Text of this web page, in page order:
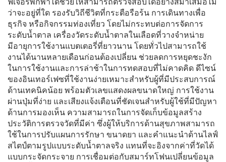
ว่าจะอยู่ที่ใด รองรับวิถีชีวิตที่กระตือรือร้น การเดินทางเพื่อ
ธุรกิจ หรือกิจกรรมท่องเที่ยว โดยไม่กระทบต่อการจัดการ
ระดับน้ำตาล เครื่องวัดระดับน้ำตาลในเลือดที่วางจำหน่าย
มีอายุการใช้งานแบตเตอรี่ที่ยาวนาน โดยทั่วไปสามารถใช้
งานได้นานหลายเดือนก่อนต้องเปลี่ยน ช่วยลดการหยุดชะงัก
ในการใช้งานและการล่าช้าในการทดสอบที่ไม่คาดคิด ดีไซน์
ของอินเทอร์เฟซที่ใช้งานง่ายเหมาะสำหรับผู้ที่มีประสบการณ์
ด้านเทคนิคน้อย พร้อมตัวเลขแสดงผลขนาดใหญ่ การใช้งาน
ผ่านปุ่มที่ง่าย และเสียงแจ้งเตือนที่ชัดเจนสำหรับผู้ใช้ที่มีปัญหา
ด้านการมองเห็น ความสามารถในการจัดเก็บข้อมูลสร้าง
ประวัติการตรวจวัดที่มีค่า ซึ่งผู้ให้บริการด้านสุขภาพสามารถ
ใช้ในการปรับแผนการรักษา ขนาดยา และคำแนะนำด้านไลฟ์
สไตป์ตามรูปแบบระดับน้ำตาลจริง แทนที่จะอิงจากค่าที่วัดได้
แบบกระจัดกระจาย การเชื่อมต่อกับสมาร์ทโฟนเปลี่ยนข้อมูล